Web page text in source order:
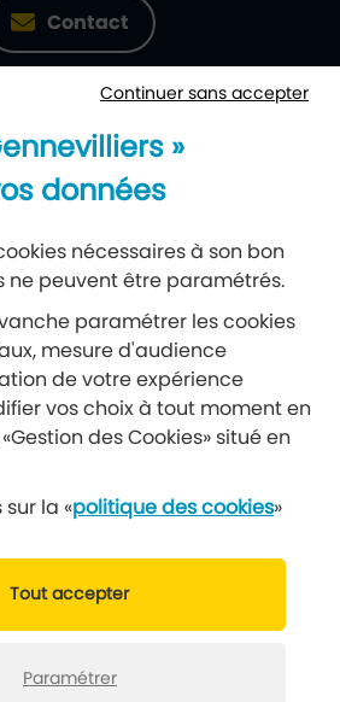
Contact
sociaux
Suivez-nous
nous sur Facebook
Données personnelles
Politique cookies
Continuer sans accepter
»
données
nécessaires à son bon
ne peuvent être paramétrés.
paramétrer les cookies
mesure d'audience
de votre expérience
vos choix à tout moment en
des Cookies» situé en
sur la «politique des cookies»
Tout accepter
Paramétrer